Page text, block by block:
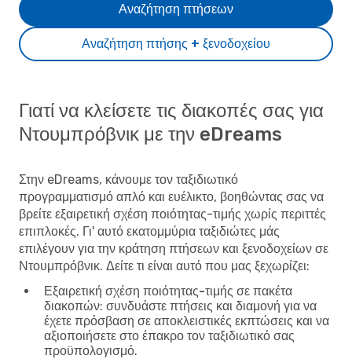
Αναζήτηση πτήσης + ξενοδοχείου
Αναζήτηση πτήσεων
Γιατί να κλείσετε τις διακοπές σας για
Ντουμπρόβνικ με την eDreams
Στην eDreams, κάνουμε τον ταξιδιωτικό
προγραμματισμό απλό και ευέλικτο, βοηθώντας σας να
βρείτε εξαιρετική σχέση ποιότητας-τιμής χωρίς περιττές
επιπλοκές. Γι' αυτό εκατομμύρια ταξιδιώτες μάς
επιλέγουν για την κράτηση πτήσεων και ξενοδοχείων σε
Ντουμπρόβνικ. Δείτε τι είναι αυτό που μας ξεχωρίζει:
Εξαιρετική σχέση ποιότητας-τιμής σε πακέτα
διακοπών: συνδυάστε πτήσεις και διαμονή για να
έχετε πρόσβαση σε αποκλειστικές εκπτώσεις και να
αξιοποιήσετε στο έπακρο τον ταξιδιωτικό σας
προϋπολογισμό.